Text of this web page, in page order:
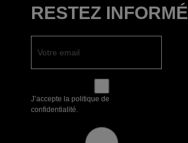
RESTEZ INFORMÉ
J’accepte la politique de
confidentialité.